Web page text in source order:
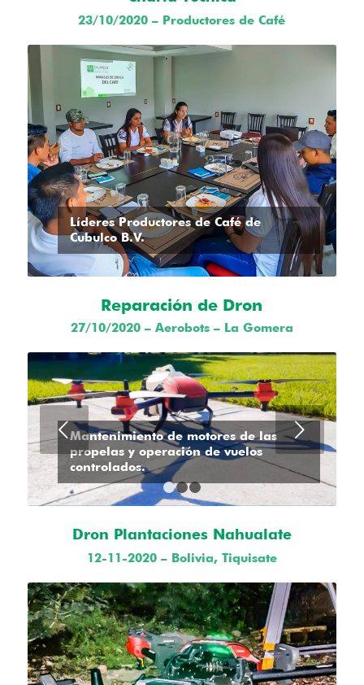
23/10/2020 – Productores de Café
Líderes Productores de Café de
Cubulco B.V.
Reparación de Dron
27/10/2020 – Aerobots – La Gomera
Mantenimiento de motores de las
propelas y operación de vuelos
controlados.
Posterior
Dron Plantaciones Nahualate
12-11-2020 – Bolivia, Tiquisate